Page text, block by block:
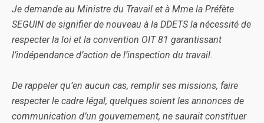
Je demande au Ministre du Travail et à Mme la Préfète
SEGUIN de signifier de nouveau à la DDETS la nécessité de
respecter la loi et la convention OIT 81 garantissant
l’indépendance d’action de l’inspection du travail.
De rappeler qu’en aucun cas, remplir ses missions, faire
respecter le cadre légal, quelques soient les annonces de
communication d’un gouvernement, ne saurait constituer